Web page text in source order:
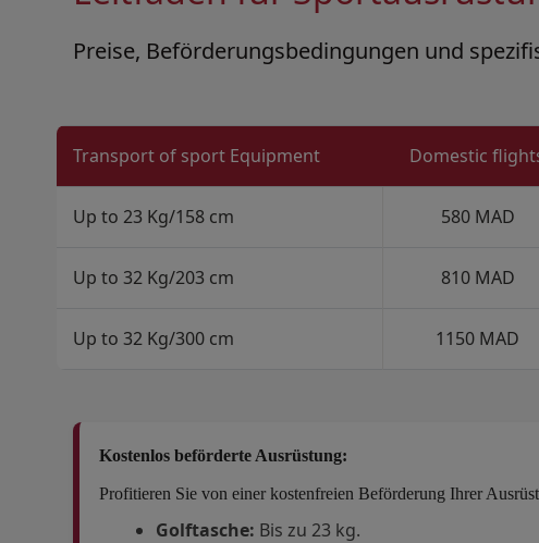
Preise, Beförderungsbedingungen und
Transport of sport Equipment Domestic
Up to 23 Kg/158 cm 580 MAD
Up to 32 Kg/203 cm 810 MAD
Up to 32 Kg/300 cm 1150 MAD
Kostenlos beförderte Ausrüstung:
Profitieren Sie von einer kostenfreien Beförderung Ihrer
Golftasche: Bis zu 23 kg.